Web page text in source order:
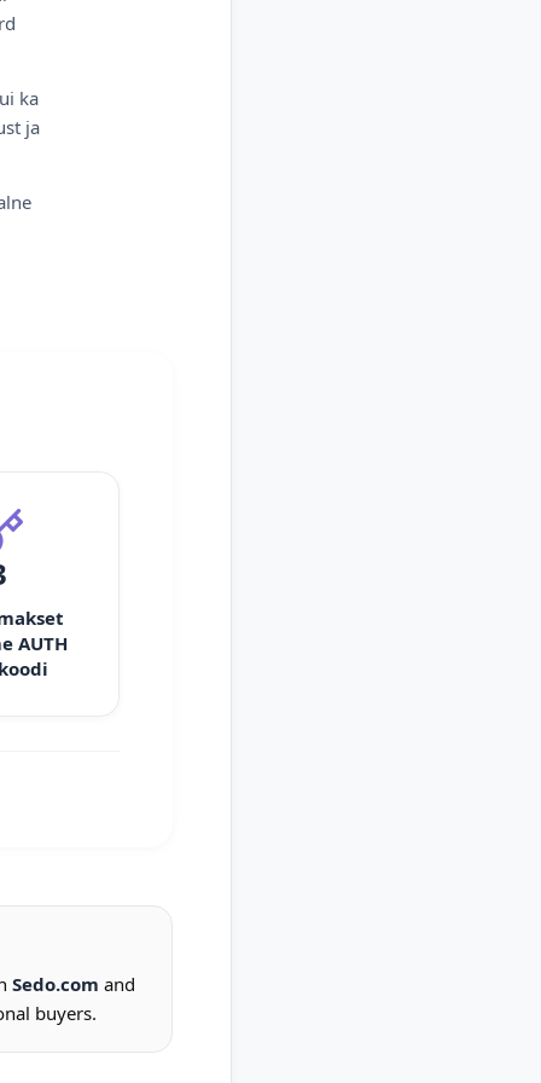
ka
ja
AUTH
Sedo.com and
buyers.